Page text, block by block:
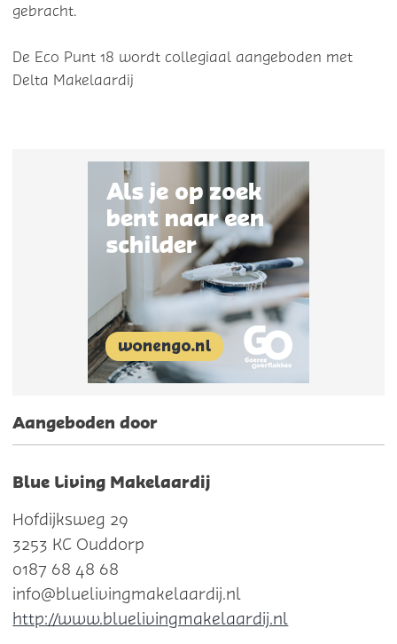
gebracht.
De Eco Punt 18 wordt collegiaal aangeboden met
Delta Makelaardij
Aangeboden door
Blue Living Makelaardij
Hofdijksweg 29
3253 KC Ouddorp
0187 68 48 68
info@bluelivingmakelaardij.nl
http://www.bluelivingmakelaardij.nl